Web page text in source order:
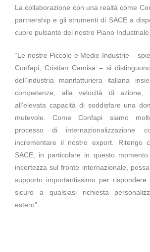
La collaborazione con una realtà come
partnership e gli strumenti di SACE a
cuore pulsante del nostro Piano
“Le nostre Piccole e Medie Industrie –
Confapi, Cristian Camisa – si
dell’industria manifatturiera italiana
competenze, alla velocità di azione,
all’elevata capacità di soddisfare una
mutevole. Come Confapi siamo
processo di internazionalizzazione
incrementare il nostro export. Ritengo
SACE, in particolare in questo
incertezza sul fronte internazionale,
supporto importantissimo per
sicuro a qualsiasi richiesta
estero”.